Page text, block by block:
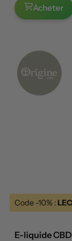
Acheter
Code -10% :
E-liquide